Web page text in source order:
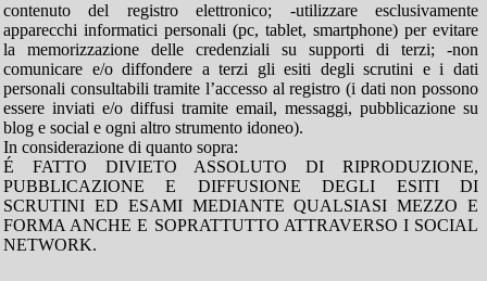
contenuto del registro elettronico; -utilizzare esclusivamente
apparecchi informatici personali (pc, tablet, smartphone) per evitare
la memorizzazione delle credenziali su supporti di terzi; -non
comunicare e/o diffondere a terzi gli esiti degli scrutini e i dati
personali consultabili tramite l’accesso al registro (i dati non possono
essere inviati e/o diffusi tramite email, messaggi, pubblicazione su
blog e social e ogni altro strumento idoneo).
In considerazione di quanto sopra:
É FATTO DIVIETO ASSOLUTO DI RIPRODUZIONE,
PUBBLICAZIONE E DIFFUSIONE DEGLI ESITI DI
SCRUTINI ED ESAMI MEDIANTE QUALSIASI MEZZO E
FORMA ANCHE E SOPRATTUTTO ATTRAVERSO I SOCIAL
NETWORK.